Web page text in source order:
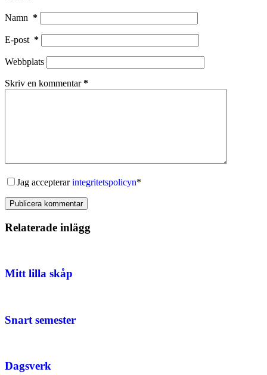
Namn *
E-post *
Webbplats
Skriv en kommentar*
Jag accepterarintegritetspolicyn*
Publicera kommentar
Relaterade inlägg
Mitt lilla skåp
Snart semester
Dagsverk